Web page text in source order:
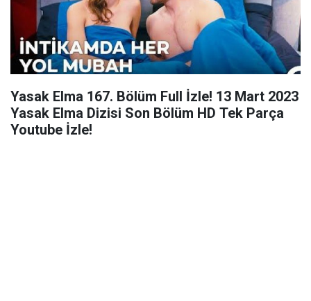
Yasak Elma 167. Bölüm Full İzle! 13 Mart 2023
Yasak Elma Dizisi Son Bölüm HD Tek Parça
Youtube İzle!